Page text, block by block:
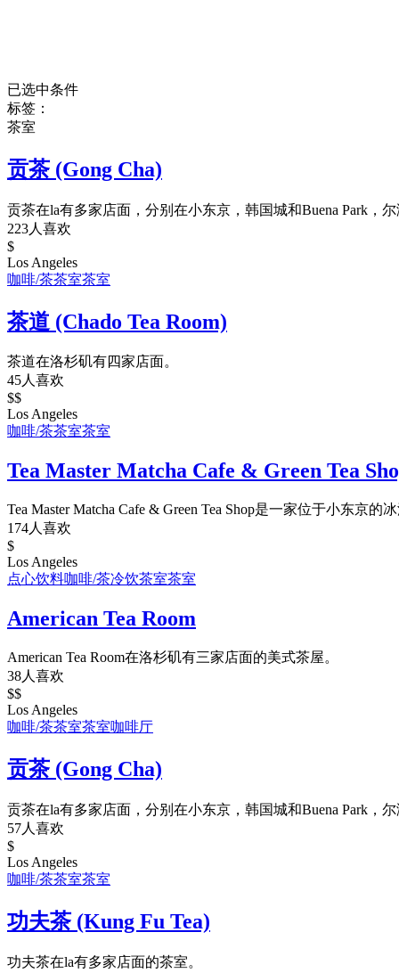
已选中条件
标签：
茶室
贡茶 (Gong Cha)
贡茶在la有多家店面，分别在小东京，韩国城和Buena Park，
223人喜欢
$
Los Angeles
咖啡/茶茶室茶室
茶道 (Chado Tea Room)
茶道在洛杉矶有四家店面。
45人喜欢
$$
Los Angeles
咖啡/茶茶室茶室
Tea Master Matcha Cafe & Green Tea
Tea Master Matcha Cafe & Green Tea Shop是一家位于小东京的
174人喜欢
$
Los Angeles
点心饮料咖啡/茶冷饮茶室茶室
American Tea Room
American Tea Room在洛杉矶有三家店面的美式茶屋。
38人喜欢
$$
Los Angeles
咖啡/茶茶室茶室咖啡厅
贡茶 (Gong Cha)
贡茶在la有多家店面，分别在小东京，韩国城和Buena Park，
57人喜欢
$
Los Angeles
咖啡/茶茶室茶室
功夫茶 (Kung Fu Tea)
功夫茶在la有多家店面的茶室。